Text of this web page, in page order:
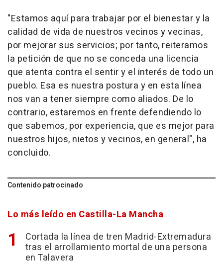
"Estamos aquí para trabajar por el bienestar y la
calidad de vida de nuestros vecinos y vecinas,
por mejorar sus servicios; por tanto, reiteramos
la petición de que no se conceda una licencia
que atenta contra el sentir y el interés de todo un
pueblo. Esa es nuestra postura y en esta línea
nos van a tener siempre como aliados. De lo
contrario, estaremos en frente defendiendo lo
que sabemos, por experiencia, que es mejor para
nuestros hijos, nietos y vecinos, en general", ha
concluido.
Contenido patrocinado
Lo más leído en Castilla-La Mancha
Cortada la línea de tren Madrid-Extremadura
tras el arrollamiento mortal de una persona
en Talavera